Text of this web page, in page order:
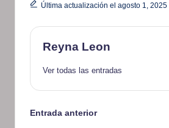
Última actualización el agosto 1, 2025
Reyna Leon
Ver todas las entradas
Navegación
Entrada anterior